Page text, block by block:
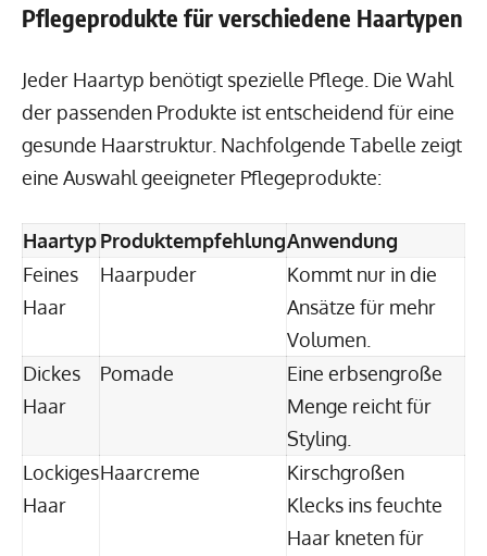
Pflegeprodukte für verschiedene Haartypen
Jeder Haartyp benötigt spezielle Pflege. Die Wahl
der passenden Produkte ist entscheidend für eine
gesunde Haarstruktur. Nachfolgende Tabelle zeigt
eine Auswahl geeigneter Pflegeprodukte:
HaartypProduktempfehlungAnwendung
Feines
Haar
Haarpuder
Kommt nur in die
Ansätze für mehr
Volumen.
Dickes
Haar
Pomade
Eine erbsengroße
Menge reicht für
Styling.
Lockiges
Haar
Haarcreme
Kirschgroßen
Klecks ins feuchte
Haar kneten für